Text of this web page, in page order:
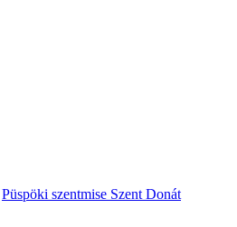
Püspöki szentmise Szent Donát